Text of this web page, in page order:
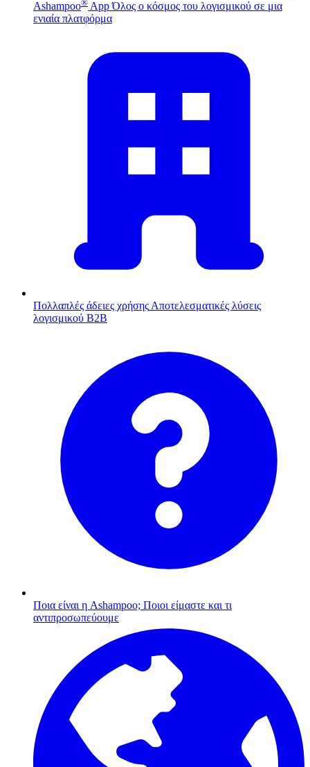
Ashampoo® App Όλος ο κόσμος του λογισμικού σε μια
ενιαία πλατφόρμα
Πολλαπλές άδειες χρήσης Αποτελεσματικές λύσεις
λογισμικού B2B
Ποια είναι η Ashampoo; Ποιοι είμαστε και τι
αντιπροσωπεύουμε